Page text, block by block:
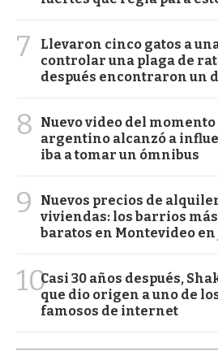
7
Llevaron cinco gatos a
controlar una plaga de
después encontraron un
8
Nuevo video del
argentino alcanzó a
iba a tomar un ómnibus
9
Nuevos precios de
viviendas: los barrios
baratos en Montevideo
10Casi 30 años después,
que dio origen a uno de
famosos de internet